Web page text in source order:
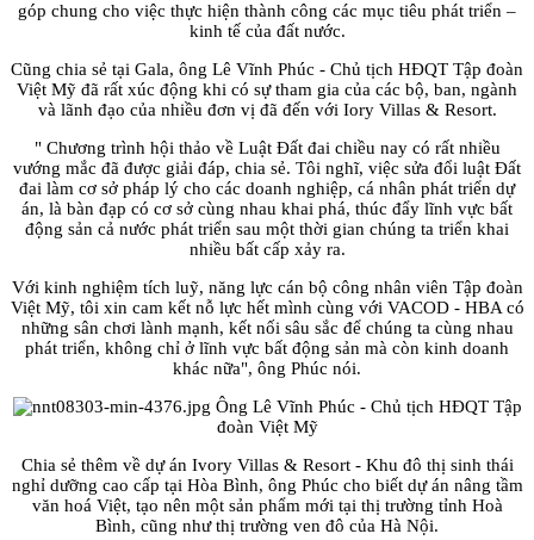
góp chung cho việc thực hiện thành công các mục tiêu phát triển –
kinh tế của đất nước.
Cũng chia sẻ tại Gala, ông Lê Vĩnh Phúc - Chủ tịch HĐQT Tập đoàn
Việt Mỹ đã rất xúc động khi có sự tham gia của các bộ, ban, ngành
và lãnh đạo của nhiều đơn vị đã đến với Iory Villas & Resort.
" Chương trình hội thảo về Luật Đất đai chiều nay có rất nhiều
vướng mắc đã được giải đáp, chia sẻ. Tôi nghĩ, việc sửa đổi luật Đất
đai làm cơ sở pháp lý cho các doanh nghiệp, cá nhân phát triển dự
án, là bàn đạp có cơ sở cùng nhau khai phá, thúc đẩy lĩnh vực bất
động sản cả nước phát triển sau một thời gian chúng ta triển khai
nhiều bất cấp xảy ra.
Với kinh nghiệm tích luỹ, năng lực cán bộ công nhân viên Tập đoàn
Việt Mỹ, tôi xin cam kết nỗ lực hết mình cùng với VACOD - HBA có
những sân chơi lành mạnh, kết nối sâu sắc để chúng ta cùng nhau
phát triển, không chỉ ở lĩnh vực bất động sản mà còn kinh doanh
khác nữa", ông Phúc nói.
Ông Lê Vĩnh Phúc - Chủ tịch HĐQT Tập
đoàn Việt Mỹ
Chia sẻ thêm về dự án Ivory Villas & Resort - Khu đô thị sinh thái
nghỉ dưỡng cao cấp tại Hòa Bình, ông Phúc cho biết dự án nâng tầm
văn hoá Việt, tạo nên một sản phẩm mới tại thị trường tỉnh Hoà
Bình, cũng như thị trường ven đô của Hà Nội.